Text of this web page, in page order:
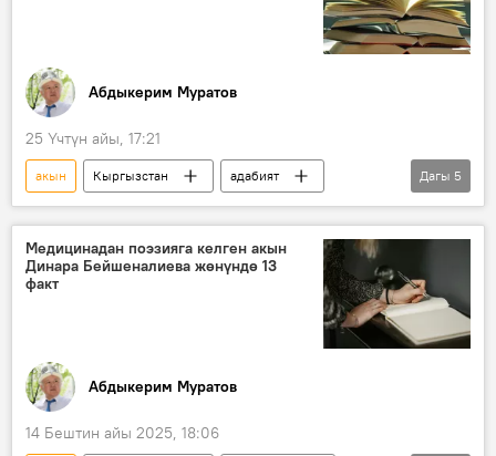
Абдыкерим Муратов
25 Үчтүн айы, 17:21
акын Кыргызстан
адабият
Маданият
эскерүү
тагдыр
ыр
Кыргыздын көркөм өнөрү, белгилүү инсандары жөнүндө фактылар
Дагы 5
Медицинадан поэзияга келген акын
Динара Бейшеналиева жөнүндө 13
факт
Абдыкерим Муратов
14 Бештин айы 2025, 18:06